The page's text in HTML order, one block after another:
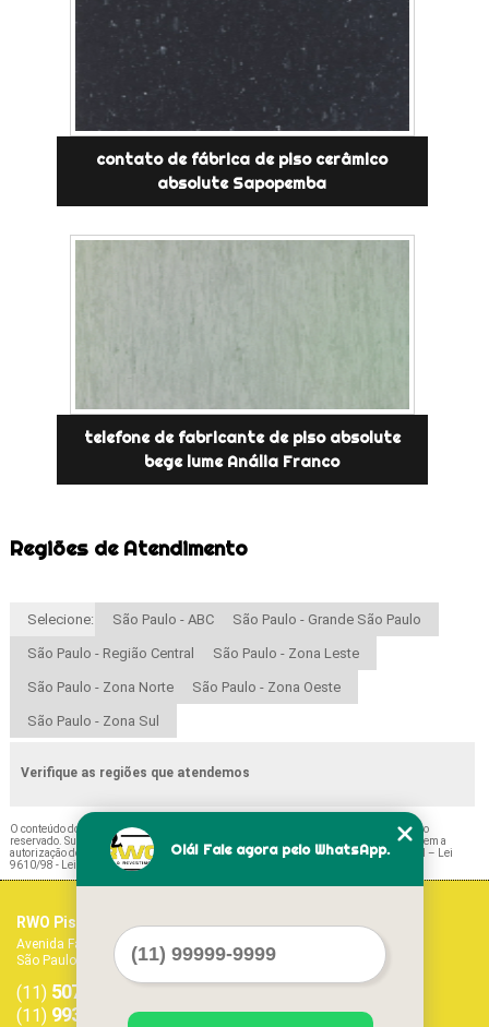
contato de fábrica de piso cerâmico
absolute Sapopemba
telefone de fabricante de piso absolute
bege lume Anália Franco
Regiões de Atendimento
Selecione: São Paulo - ABC São Paulo - Grande São Paulo
São Paulo - Região Central São Paulo - Zona Leste
São Paulo - Zona Norte São Paulo - Zona Oeste
São Paulo - Zona Sul
Verifique as regiões que atendemos
O conteúdo do texto " Fabricante de Piso Cerâmico Absolute Santana
" é de direito
reservado. Sua reprodução, parcial ou total, mesmo citando nossos links, é proibida sem a
autorização do autor. Crime de violação de direito autoral – artigo 184 do Código Penal –
Lei
9610/98 - Lei de direitos autorais
RWO Pisos Vinílicos
Avenida Fagundes Filho, 1017 - Vila Monte Alegre
São Paulo - SP - CEP: 04304-011
(11) 5071-1468
(11) 99379-9303
Home
Empresa
Missão
Serviços
Contato
Olá! Fale agora pelo WhatsApp.